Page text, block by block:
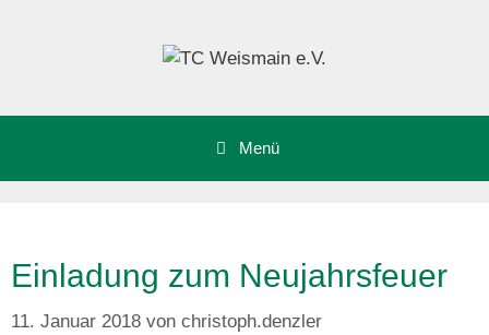
Menü
Einladung zum Neujahrsfeuer
11. Januar 2018 von christoph.denzler